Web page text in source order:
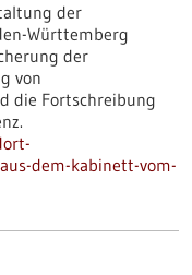
der
Württemberg
der
von
die Fortschreibung
dem-kabinett-vom-